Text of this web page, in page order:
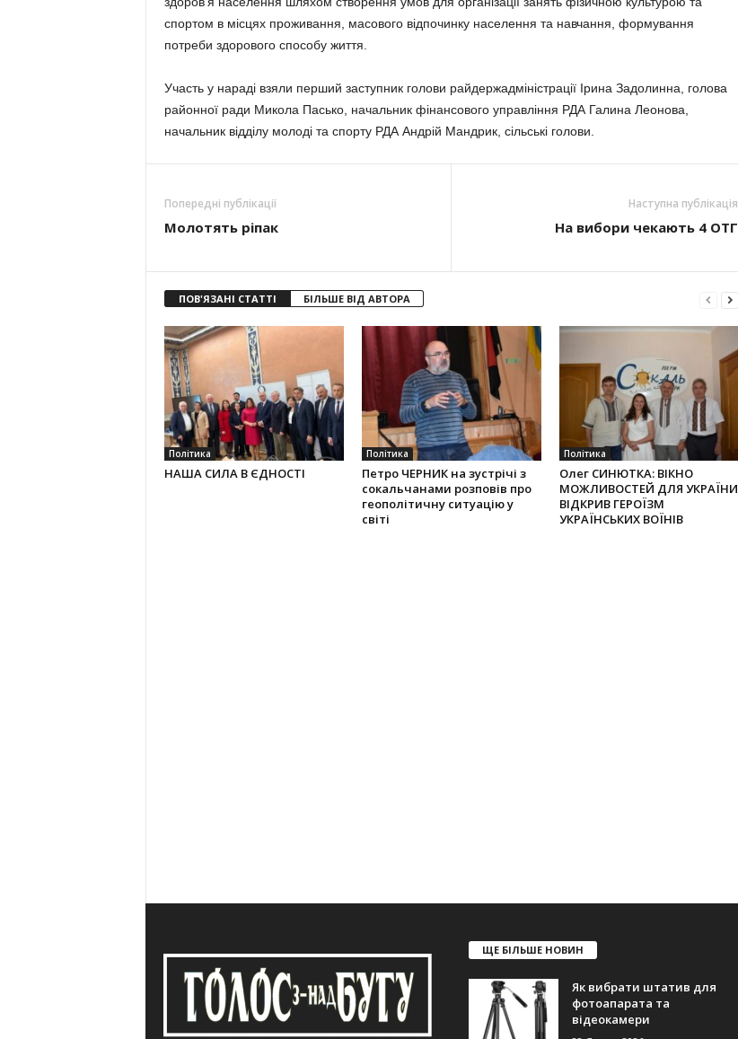
спортом в місцях проживання, масового відпочинку населення та навчання, формування
потреби здорового способу життя.
Участь у нараді взяли перший заступник голови райдержадміністрації Ірина Задолинна, головa
районної ради Микола Пасько, начальник фінансового управління РДА Галина Леонова,
начальник відділу молоді та спорту РДА Андрій Мандрик, сільські голови.
Попередні публікації
Молотять ріпак
Наступна публікація
На вибори чекають 4 ОТГ
ПОВ'ЯЗАНІ СТАТТІ БІЛЬШЕ ВІД АВТОРА
Політика
НАША СИЛА В ЄДНОСТІ
Політика
Петро ЧЕРНИК на зустрічі з
сокальчанами розповів про
геополітичну ситуацію у
світі
Політика
Олег СИНЮТКА: ВІКНО
МОЖЛИВОСТЕЙ ДЛЯ УКРАЇНИ
ВІДКРИВ ГЕРОЇЗМ
УКРАЇНСЬКИХ ВОЇНІВ
ЩЕ БІЛЬШЕ НОВИН
Як вибрати штатив для
фотоапарата та
відеокамери